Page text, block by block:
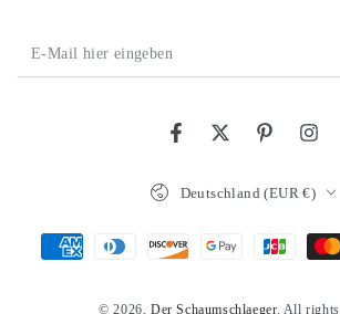
E-
Mail
FacebookTwitterPinterest
© 2026,Der Schaumschlaeger. All rights
Deutschland (EUR €)
Zahlungsmöglichkeiten